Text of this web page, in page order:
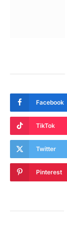
Facebook
TikTok
Twitter
Pinterest